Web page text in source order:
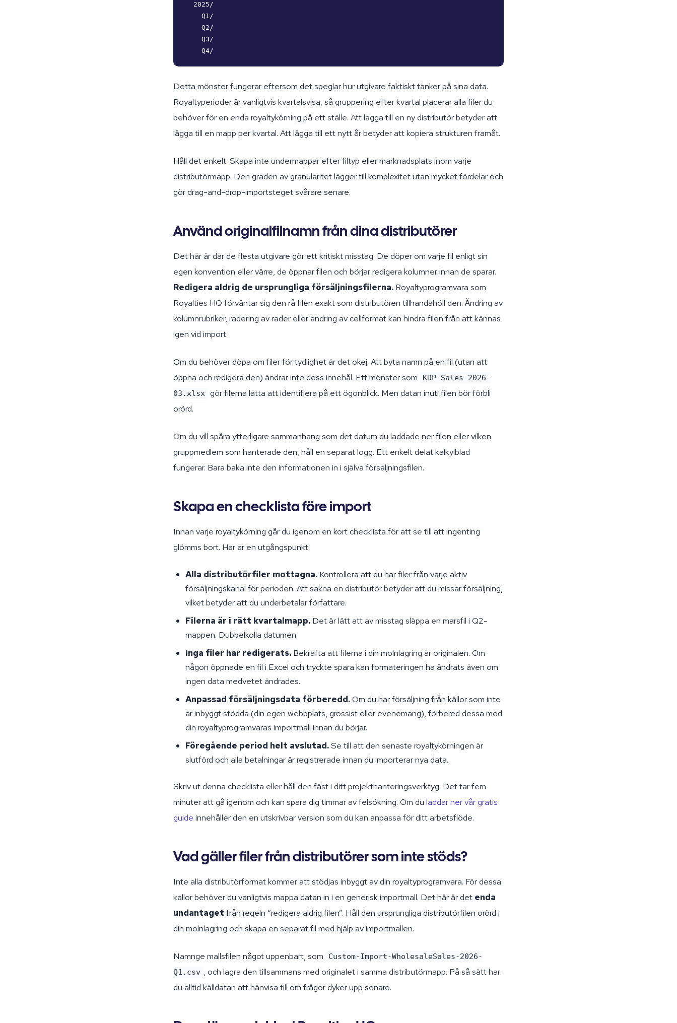
  2025/
    Q1/
    Q2/
    Q3/
Detta mönster fungerar eftersom det speglar hur utgivare faktiskt tänker på sina data.
Royaltyperioder är vanligtvis kvartalsvisa, så gruppering efter kvartal placerar alla filer du
behöver för en enda royaltykörning på ett ställe. Att lägga till en ny distributör betyder att
lägga till en mapp per kvartal. Att lägga till ett nytt år betyder att kopiera strukturen framåt.
Håll det enkelt. Skapa inte undermappar efter filtyp eller marknadsplats inom varje
distributörmapp. Den graden av granularitet lägger till komplexitet utan mycket fördelar och
gör drag-and-drop-importsteget svårare senare.
Använd originalfilnamn från dina distributörer
Det här är där de flesta utgivare gör ett kritiskt misstag. De döper om varje fil enligt sin
egen konvention eller värre, de öppnar filen och börjar redigera kolumner innan de sparar.
Redigera aldrig de ursprungliga försäljningsfilerna. Royaltyprogramvara som
Royalties HQ förväntar sig den rå filen exakt som distributören tillhandahöll den. Ändring av
kolumnrubriker, radering av rader eller ändring av cellformat kan hindra filen från att kännas
igen vid import.
Om du behöver döpa om filer för tydlighet är det okej. Att byta namn på en fil (utan att
öppna och redigera den) ändrar inte dess innehål. Ett mönster som
KDP-Sales-2026-
03.xlsx gör filerna lätta att identifiera på ett ögonblick. Men datan inuti filen bör förbli
orörd.
Om du vill spåra ytterligare sammanhang som det datum du laddade ner filen eller vilken
gruppmedlem som hanterade den, håll en separat logg. Ett enkelt delat kalkylblad
fungerar. Bara baka inte den informationen in i själva försäljningsfilen.
Skapa en checklista före import
Innan varje royaltykörning går du igenom en kort checklista för att se till att ingenting
glömms bort. Här är en utgångspunkt:
Alla distributörfiler mottagna. Kontrollera att du har filer från varje aktiv
försäljningskanal för perioden. Att sakna en distributör betyder att du missar försäljning,
vilket betyder att du underbetalar författare.
Filerna är i rätt kvartalmapp. Det är lätt att av misstag släppa en marsfil i Q2-
mappen. Dubbelkolla datumen.
Inga filer har redigerats. Bekräfta att filerna i din molnlagring är originalen. Om
någon öppnade en fil i Excel och tryckte spara kan formateringen ha ändrats även om
ingen data medvetet ändrades.
Anpassad försäljningsdata förberedd.Om du har försäljning från källor som inte
är inbyggt stödda (din egen webbplats, grossist eller evenemang), förbered dessa med
din royaltyprogramvaras importmall innan du börjar.
Föregående period helt avslutad.Se till att den senaste royaltykörningen är
slutförd och alla betalningar är registrerade innan du importerar nya data.
Skriv ut denna checklista eller håll den fäst i ditt projekthanteringsverktyg. Det tar fem
minuter att gå igenom och kan spara dig timmar av felsökning. Om du laddar ner vår gratis
guide innehåller den en utskrivbar version som du kan anpassa för ditt arbetsflöde.
Vad gäller filer från distributörer som inte stöds?
Inte alla distributörformat kommer att stödjas inbyggt av din royaltyprogramvara. För dessa
källor behöver du vanligtvis mappa datan in i en generisk importmall. Det här är det enda
undantaget från regeln “redigera aldrig filen”. Håll den ursprungliga distributörfilen orörd i
din molnlagring och skapa en separat fil med hjälp av importmallen.
Namnge mallsfilen något uppenbart, som
Custom-Import-WholesaleSales-2026-
Q1.csv , och lagra den tillsammans med originalet i samma distributörmapp. På så sätt har
du alltid källdatan att hänvisa till om frågor dyker upp senare.